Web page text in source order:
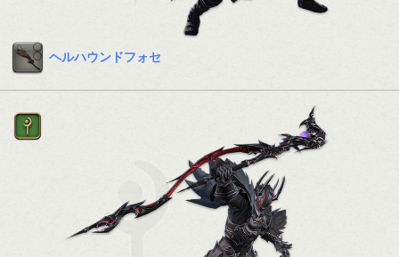
ヘルハウンドフォセ